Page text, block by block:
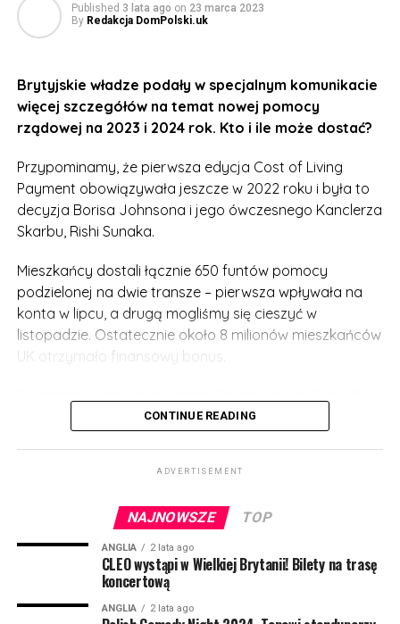
Co do innych punktów ogłaszanego niebawem
podatków. Dyskutowane są także zmiany w podatku
dochodowym, ubezpieczeniu społecznym, podatku od
spadków i podatkach od działalności gospodarczej.
Published 3 lata ago on 23 marca 2023
By Redakcja DomPolski.uk
Brytyjskie władze podały w specjalnym komunikacie
więcej szczegółów na temat nowej pomocy
rządowej na 2023 i 2024 rok. Kto i ile może dostać?
Przypominamy, że pierwsza edycja Cost of Living
Payment obowiązywała jeszcze w 2022 roku i była to
decyzja Borisa Johnsona i jego ówczesnego Kanclerza
Skarbu, Rishi Sunaka.
Mieszkańcy dostali łącznie 650 funtów pomocy
podzielonej na dwie transze – pierwsza wpływała na
konta w lipcu, a drugą mogliśmy się cieszyć w
listopadzie. Ostatecznie około 8 milionów mieszkańców
UK otrzymało finansowy bonus.
Living Payment została oficjalnie zatwierdzona, a
Osoby pobierające benefity wypłacane na podstawie
wczesną wiosną 2023. Będzie to kwota 301 funtów.
Następna transza będzie wypłacana jesienią 2023 i
tym razem otrzymamy 300 funtów. Z kolei wiosną 2024
roku mieszkańcy mogą liczyć na kolejny bonus – tym
CONTINUE READING
ADVERTISEMENT
NAJNOWSZE TOP
ANGLIA 2 lata ago
CLEO wystąpi w Wielkiej Brytanii! Bilety na trasę
koncertową
ANGLIA 2 lata ago